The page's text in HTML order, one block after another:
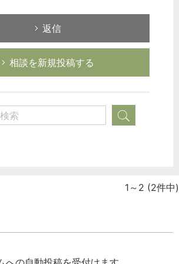
返信
相談を新規投稿する
1～2 (2件中)